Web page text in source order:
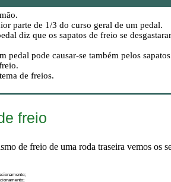
parte de 1/3 do curso geral de um pedal.
diz que os sapatos de freio se
pedal pode causar-se também pelos
de freios.
freio
de freio de uma roda traseira vemos os